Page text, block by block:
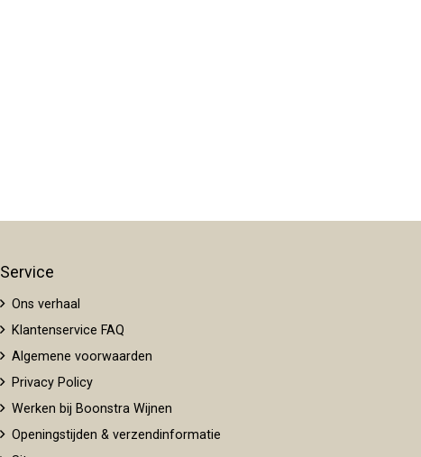
Service
Ons verhaal
Klantenservice FAQ
Algemene voorwaarden
Privacy Policy
Werken bij Boonstra Wijnen
Openingstijden & verzendinformatie